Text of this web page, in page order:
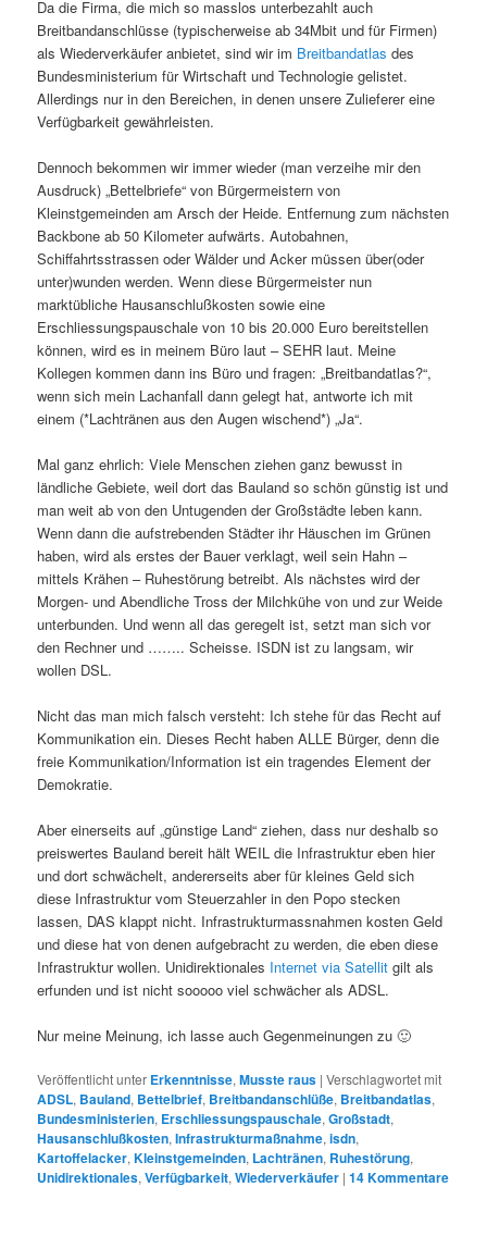
Da die Firma, die mich so masslos unterbezahlt auch
Breitbandanschlüsse (typischerweise ab 34Mbit und für Firmen)
als Wiederverkäufer anbietet, sind wir im Breitbandatlas des
Bundesministerium für Wirtschaft und Technologie gelistet.
Allerdings nur in den Bereichen, in denen unsere Zulieferer eine
Verfügbarkeit gewährleisten.
Dennoch bekommen wir immer wieder (man verzeihe mir den
Ausdruck) „Bettelbriefe“ von Bürgermeistern von
Kleinstgemeinden am Arsch der Heide. Entfernung zum nächsten
Backbone ab 50 Kilometer aufwärts. Autobahnen,
Schiffahrtsstrassen oder Wälder und Acker müssen über(oder
unter)wunden werden. Wenn diese Bürgermeister nun
marktübliche Hausanschlußkosten sowie eine
Erschliessungspauschale von 10 bis 20.000 Euro bereitstellen
können, wird es in meinem Büro laut – SEHR laut. Meine
Kollegen kommen dann ins Büro und fragen: „Breitbandatlas?“,
wenn sich mein Lachanfall dann gelegt hat, antworte ich mit
einem (*Lachtränen aus den Augen wischend*) „Ja“.
Mal ganz ehrlich: Viele Menschen ziehen ganz bewusst in
ländliche Gebiete, weil dort das Bauland so schön günstig ist und
man weit ab von den Untugenden der Großstädte leben kann.
Wenn dann die aufstrebenden Städter ihr Häuschen im Grünen
haben, wird als erstes der Bauer verklagt, weil sein Hahn –
mittels Krähen – Ruhestörung betreibt. Als nächstes wird der
Morgen- und Abendliche Tross der Milchkühe von und zur Weide
unterbunden. Und wenn all das geregelt ist, setzt man sich vor
den Rechner und …….. Scheisse. ISDN ist zu langsam, wir
wollen DSL.
Nicht das man mich falsch versteht: Ich stehe für das Recht auf
Kommunikation ein. Dieses Recht haben ALLE Bürger, denn die
freie Kommunikation/Information ist ein tragendes Element der
Demokratie.
Aber einerseits auf „günstige Land“ ziehen, dass nur deshalb so
preiswertes Bauland bereit hält WEIL die Infrastruktur eben hier
und dort schwächelt, andererseits aber für kleines Geld sich
diese Infrastruktur vom Steuerzahler in den Popo stecken
lassen, DAS klappt nicht. Infrastrukturmassnahmen kosten Geld
und diese hat von denen aufgebracht zu werden, die eben diese
Infrastruktur wollen. Unidirektionales Internet via Satellit gilt als
erfunden und ist nicht sooooo viel schwächer als ADSL.
Nur meine Meinung, ich lasse auch Gegenmeinungen zu 🙂
Veröffentlicht unter Erkenntnisse,Musste raus |Verschlagwortet mit
ADSL, Bauland, Bettelbrief, Breitbandanschlüße, Breitbandatlas,
Bundesministerien, Erschliessungspauschale,Großstadt,
Hausanschlußkosten,Infrastrukturmaßnahme,isdn,
Kartoffelacker,Kleinstgemeinden, Lachtränen, Ruhestörung,
Unidirektionales,Verfügbarkeit,Wiederverkäufer |14Kommentare